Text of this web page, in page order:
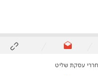
עסקת שליט